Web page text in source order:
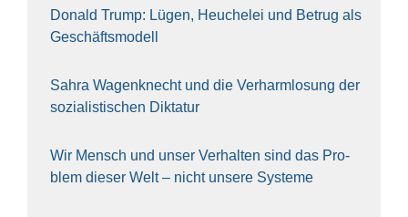
Donald Trump: Lügen, Heu­che­lei und Betrug als
Geschäfts­mo­dell
Sahra Wagen­knecht und die Ver­harm­lo­sung der
sozia­lis­ti­schen Dik­ta­tur
Wir Mensch und unser Ver­hal­ten sind das Pro­
blem die­ser Welt – nicht unse­re Sys‍te‍me